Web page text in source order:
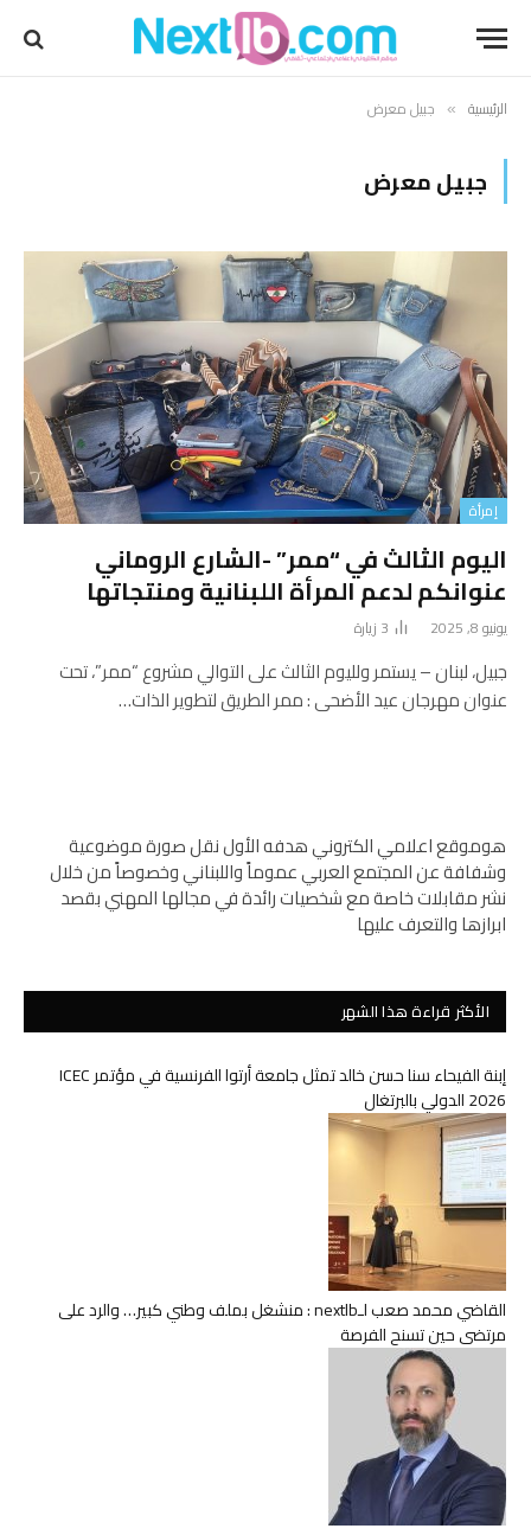
الرئيسية » جبيل معرض
جبيل معرض
إمرأة
اليوم الثالث في “ممر” -الشارع الروماني
عنوانكم لدعم المرأة اللبنانية ومنتجاتها
يونيو 8, 2025 3 زيارة
جبيل، لبنان – يستمر ولليوم الثالث على التوالي مشروع “ممر”، تحت
عنوان مهرجان عيد الأضحى : ممر الطريق لتطوير الذات…
هوموقع اعلامي الكتروني هدفه الأول نقل صورة موضوعية
وشفافة عن المجتمع العربي عموماً واللبناني وخصوصاً من خلال
نشر مقابلات خاصة مع شخصيات رائدة في مجالها المهني بقصد
ابرازها والتعرف عليها
الأكثر قراءة هذا الشهر
إبنة الفيحاء سنا حسن خالد تمثل جامعة أرتوا الفرنسية في مؤتمر ICEC
2026 الدولي بالبرتغال
القاضي محمد صعب لـnextlb : منشغل بملف وطني كبير… والرد على
مرتضى حين تسنح الفرصة